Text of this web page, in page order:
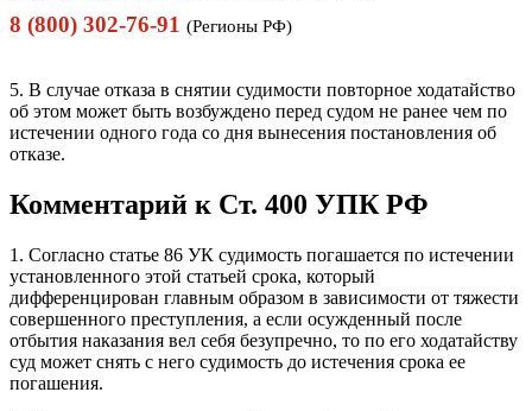
8 (800) 302-76-91 (Регионы РФ)
5. В случае отказа в снятии судимости повторное ходатайство
об этом может быть возбуждено перед судом не ранее чем по
истечении одного года со дня вынесения постановления об
отказе.
Комментарий к Ст. 400 УПК РФ
1. Согласно статье 86 УК судимость погашается по истечении
установленного этой статьей срока, который
дифференцирован главным образом в зависимости от тяжести
совершенного преступления, а если осужденный после
отбытия наказания вел себя безупречно, то по его ходатайству
суд может снять с него судимость до истечения срока ее
погашения.